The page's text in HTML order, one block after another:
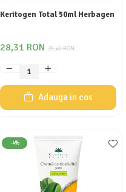
Keritogen Total 50ml Herbagen
29,40 RON
28,31 RON
Adauga in cos
-4%